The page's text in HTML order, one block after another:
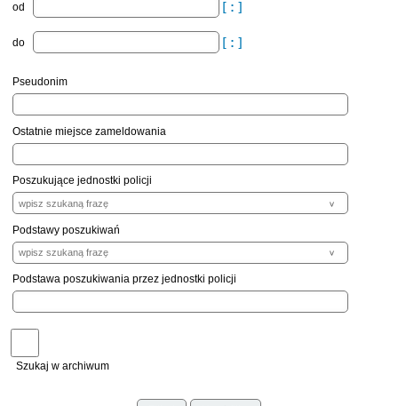
od
do
Pseudonim
Ostatnie miejsce zameldowania
Poszukujące jednostki policji
Podstawy poszukiwań
Podstawa poszukiwania przez jednostki policji
Szukaj w archiwum